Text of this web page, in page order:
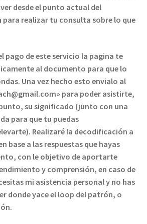
desde el punto actual del
para realizar tu consulta sobre lo que
pago de este servicio la pagina te
al documento para que lo
Una vez hecho esto envialo al
para poder asistirte,
su significado (junto con una
para que tu puedas
elevarte). Realizaré la decodificación a
base a las respuestas que hayas
con le objetivo de aportarte
y comprensión, en caso de
mi asistencia personal y no has
donde yace el loop del patrón, o